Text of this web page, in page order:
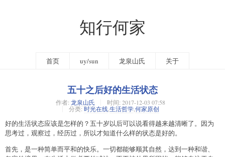
知行何家
首页 uy/sun 龙泉山氏 关于
五十之后好的生活状态
作者: 龙泉山氏 时间: 2017-12-03 07:58
分类: 时光在线,生活哲学,何家原创
好的生活状态应该是怎样的？五十岁以后可以说看得越来越清晰了。因为
思考过，观察过，经历过，所以才知道什么样的状态是好的。
首先，是一种简单而平和的快乐。一切都能够顺其自然，达到一种和谐、